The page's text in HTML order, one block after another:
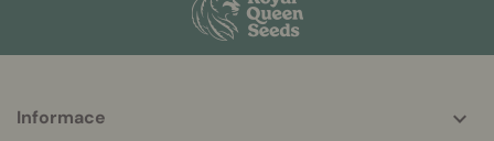
More
Informace